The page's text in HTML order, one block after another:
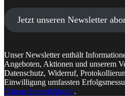
Jetzt unseren Newsletter
Unser Newsletter enthält
Angeboten, Aktionen und unserem
Datenschutz, Widerruf,
Einwilligung umfassten
Datenschutzerklärung.